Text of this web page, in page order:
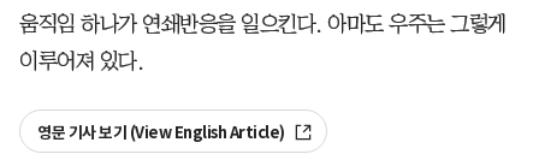
움직임 하나가 연쇄반응을 일으킨다. 아마도 우주는 그렇게
이루어져 있다.
영문 기사 보기 (View English Article)